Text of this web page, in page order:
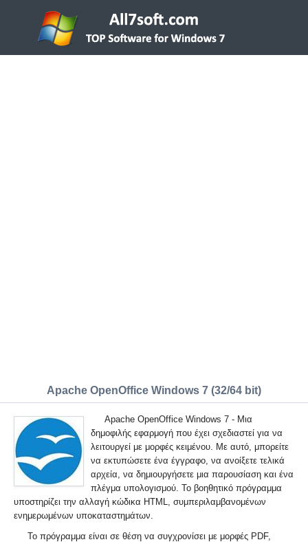
Apache OpenOffice Windows 7 (32/64 bit)
Apache OpenOffice Windows 7 - Μια
δημοφιλής εφαρμογή που έχει σχεδιαστεί για να
λειτουργεί με μορφές κειμένου. Με αυτό, μπορείτε
να εκτυπώσετε ένα έγγραφο, να ανοίξετε τελικά
αρχεία, να δημιουργήσετε μια παρουσίαση και ένα
πλέγμα υπολογισμού. Το βοηθητικό πρόγραμμα
υποστηρίζει την αλλαγή κώδικα HTML, συμπεριλαμβανομένων
ενημερωμένων υποκαταστημάτων.
Το πρόγραμμα είναι σε θέση να συγχρονίσει με μορφές PDF,